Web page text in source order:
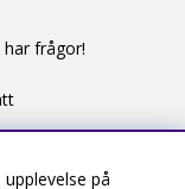
frågor!
på